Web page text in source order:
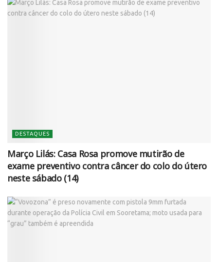
DESTAQUES
Março Lilás: Casa Rosa promove mutirão de
exame preventivo contra câncer do colo do útero
neste sábado (14)